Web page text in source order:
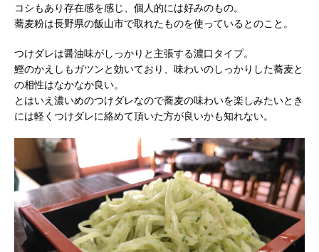
コシもあり存在感を感じ、個人的には好みのもの。
蕎麦粉は長野県の飯山市で取れたものを使っているとのこと。
つけダレは醤油味がしっかりと主張する濃口タイプ。
鰹のかえしもガツンと効いており、味わいのしっかりした蕎麦と
の相性はなかなか良い。
とはいえ濃いめのつけダレなので蕎麦の味わいを楽しみたいとき
には軽くつけダレに絡めて頂いた方が良いかも知れない。